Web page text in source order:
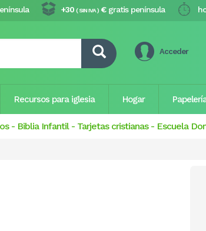
+30 ( SIN IVA ) €gratis península
Acceder
Recursos para iglesia Hogar
- Biblia Infantil- Tarjetas cristianas - Escuela